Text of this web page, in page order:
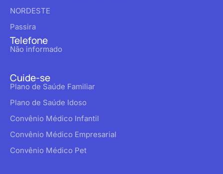
NORDESTE
Passira
Telefone
Não informado
Cuide-se
Plano de Saúde Familiar
Plano de Saúde Idoso
Convênio Médico Infantil
Convênio Médico Empresarial
Convênio Médico Pet